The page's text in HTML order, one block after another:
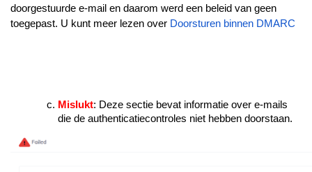
doorgestuurde e-mail en daarom werd een beleid van geen
toegepast. U kunt meer lezen over Doorsturen binnen DMARC
Mislukt: Deze sectie bevat informatie over e-mails
die de authenticatiecontroles niet hebben doorstaan.